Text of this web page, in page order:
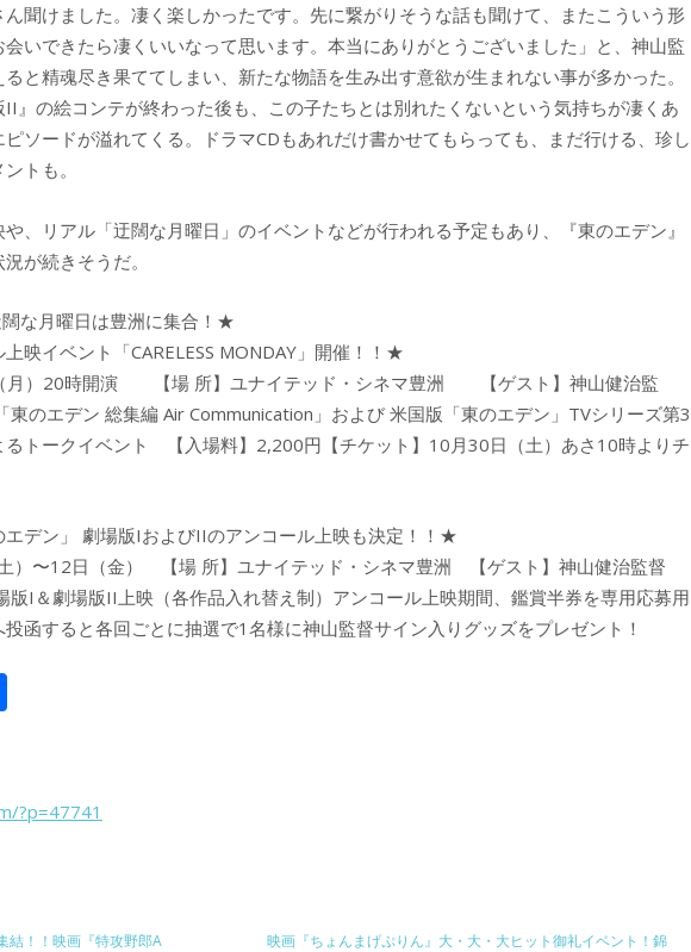
聞けました。凄く楽しかったです。先に繋がりそうな話も聞けて、またこういう形
いできたら凄くいいなって思います。本当にありがとうございました」と、神山監
と精魂尽き果ててしまい、新たな物語を生み出す意欲が生まれない事が多かった。
』の絵コンテが終わった後も、この子たちとは別れたくないという気持ちが凄くあ
ソードが溢れてくる。ドラマCDもあれだけ書かせてもらっても、まだ行ける、珍し
トも。
、リアル「迂闊な月曜日」のイベントなどが行われる予定もあり、『東のエデン』
が続きそうだ。
な月曜日は豊洲に集合！★
映イベント「CARELESS MONDAY」開催！！★
月）20時開演 【場 所】ユナイテッド・シネマ豊洲 【ゲスト】神山健治監
総集編 Air Communication」および 米国版「東のエデン」TVシリーズ第3
るトークイベント 【入場料】2,200円【チケット】10月30日（土）あさ10時よりチ
デン」 劇場版IおよびIIのアンコール上映も決定！！★
）〜12日（金） 【場 所】ユナイテッド・シネマ豊洲 【ゲスト】神山健治監督
版I＆劇場版II上映（各作品入れ替え制）アンコール上映期間、鑑賞半券を専用応募用
函すると各回ごとに抽選で1名様に神山監督サイン入りグッズをプレゼント！
?p=47741
結！！映画『特攻野郎A
映画『ちょんまげぷりん』大・大・大ヒット御礼イベント！錦